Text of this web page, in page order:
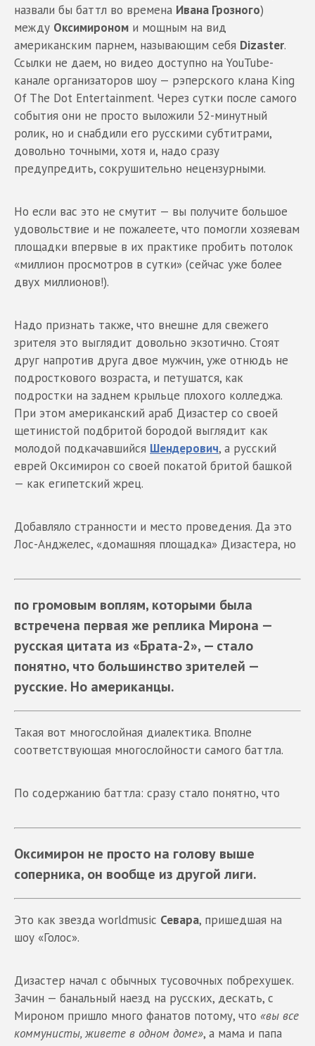
назвали бы баттл во времена Ивана Грозного)
между Оксимироном и мощным на вид
американским парнем, называющим себя Dizaster.
Ссылки не даем, но видео доступно на YouTube-
канале организаторов шоу — рэперского клана King
Of The Dot Entertainment. Через сутки после самого
события они не просто выложили 52-минутный
ролик, но и снабдили его русскими субтитрами,
довольно точными, хотя и, надо сразу
предупредить, сокрушительно нецензурными.
Но если вас это не смутит — вы получите большое
удовольствие и не пожалеете, что помогли хозяевам
площадки впервые в их практике пробить потолок
«миллион просмотров в сутки» (сейчас уже более
двух миллионов!).
Надо признать также, что внешне для свежего
зрителя это выглядит довольно экзотично. Стоят
друг напротив друга двое мужчин, уже отнюдь не
подросткового возраста, и петушатся, как
подростки на заднем крыльце плохого колледжа.
При этом американский араб Дизастер со своей
щетинистой подбритой бородой выглядит как
молодой подкачавшийся Шендерович, а русский
еврей Оксимирон со своей покатой бритой башкой
— как египетский жрец.
Добавляло странности и место проведения. Да это
Лос-Анджелес, «домашняя площадка» Дизастера, но
по громовым воплям, которыми была
встречена первая же реплика Мирона —
русская цитата из «Брата-2», — стало
понятно, что большинство зрителей —
русские. Но американцы.
Такая вот многослойная диалектика. Вполне
соответствующая многослойности самого баттла.
По содержанию баттла: сразу стало понятно, что
Оксимирон не просто на голову выше
соперника, он вообще из другой лиги.
Это как звезда worldmusic Севара, пришедшая на
шоу «Голос».
Дизастер начал с обычных тусовочных побрехушек.
Зачин — банальный наезд на русских, дескать, с
Мироном пришло много фанатов потому, что «вы все
коммунисты, живете в одном доме», а мама и папа